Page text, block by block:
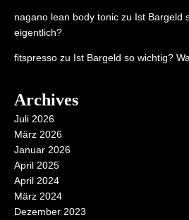
nagano lean body tonic zu Ist Bargeld
eigentlich?
fitspresso zu Ist Bargeld so wichtig?
Archives
Juli 2026
März 2026
Januar 2026
April 2025
April 2024
März 2024
Dezember 2023